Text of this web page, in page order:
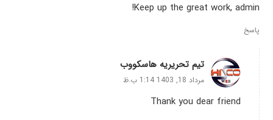
Keep up the great work, admin!
پاسخ
تیم تحریریه هاسکووب
مرداد 18, 1403 1:14 ب.ظ
Thank you dear friend